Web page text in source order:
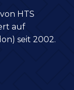
HTS
auf
seit 2002.